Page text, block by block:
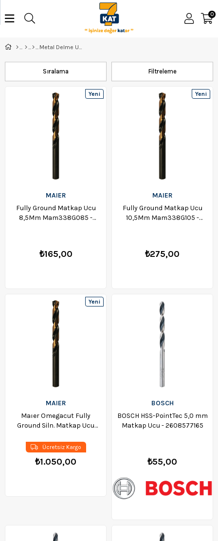
0
Filtreleme
Sıralama
MAIER
Fully Ground Matkap Ucu
8,5Mm Mam338G085 -
₺165,00
Yeni
MAIER
Fully Ground Matkap Ucu
10,5Mm Mam338G105 -
₺275,00
Yeni
MAIER
Maıer Omegacut Fully
Ground Siln. Matkap Ucu
MGM338G190
₺1.050,00
Ücretsiz Kargo
Yeni
BOSCH
BOSCH HSS-PointTec 5,0 mm
Matkap Ucu - 2608577165
₺55,00